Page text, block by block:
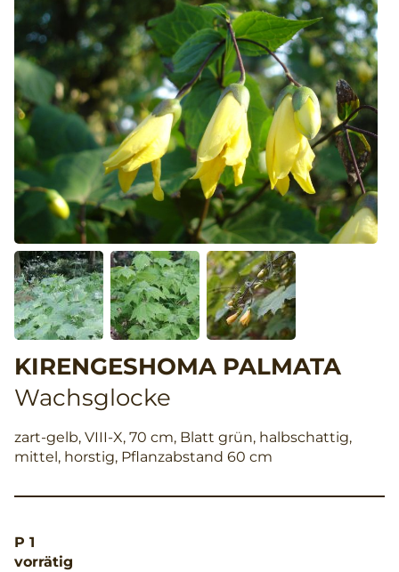
KIRENGESHOMA PALMATA
Wachsglocke
zart-gelb, VIII-X, 70 cm, Blatt grün, halbschattig,
mittel, horstig, Pflanzabstand 60 cm
P 1
vorrätig